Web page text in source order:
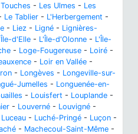
- Les Ulmes - Les
Le Tablier - L'Herbergement -
- Liez - Ligné - Lignières-
d'Elle - L'Île-d'Olonne - L'Île-
- Loge-Fougereuse - Loiré -
- Loir en Vallée -
- Longèves - Longeville-sur-
Jumelles - Longuenée-en-
- Louisfert - Louplande -
- Louverné - Louvigné -
Luceau - Luché-Pringé - Luçon -
- Machecoul-Saint-Même -